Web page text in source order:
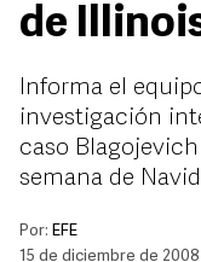
de
Informa el
investigación
caso
semana de
Por: EFE
15 de diciembre de 2008